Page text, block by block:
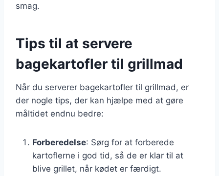
smag.
Tips til at servere
bagekartofler til grillmad
Når du serverer bagekartofler til grillmad, er
der nogle tips, der kan hjælpe med at gøre
måltidet endnu bedre:
Forberedelse: Sørg for at forberede
kartoflerne i god tid, så de er klar til at
blive grillet, når kødet er færdigt.